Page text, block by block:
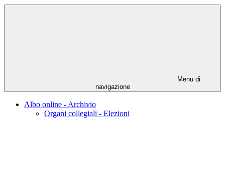
Menu di
navigazione
Albo online - Archivio
Organi collegiali - Elezioni